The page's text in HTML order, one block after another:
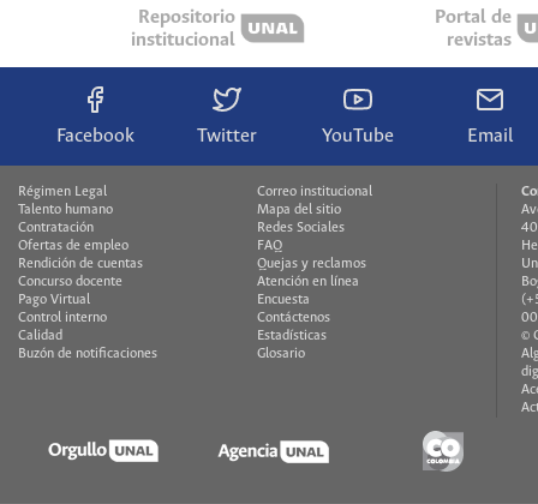
Repositorio
institucional
Portal de
revistas
Facebook Twitter YouTube Email
Régimen Legal
Talento humano
Contratación
Ofertas de empleo
Rendición de cuentas
Concurso docente
Pago Virtual
Control interno
Calidad
Buzón de notificaciones
Correo institucional
Mapa del sitio
Redes Sociales
FAQ
Quejas y reclamos
Atención en línea
Encuesta
Contáctenos
Estadísticas
Glosario
©